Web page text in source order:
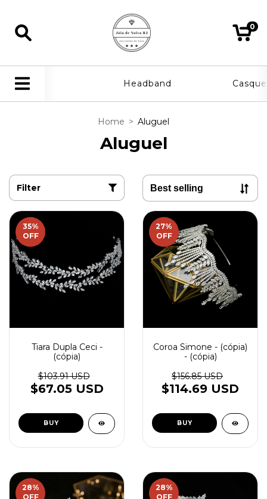
0
Headband
Home > Aluguel
Aluguel
Filter
35%
OFF
Tiara Dupla Ceci -
(cópia)
$103.91 USD
$67.05 USD
27%
OFF
Coroa Simone - (cópia)
- (cópia)
$156.85 USD
$114.69 USD
28%
OFF
28%
OFF